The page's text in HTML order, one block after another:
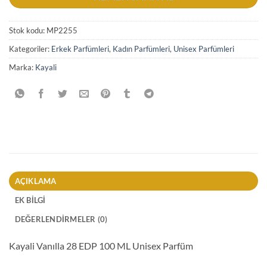
Stok kodu: MP2255
Kategoriler: Erkek Parfümleri, Kadın Parfümleri, Unisex Parfümleri
Marka: Kayali
AÇIKLAMA
EK BILGI
DEĞERLENDIRMELER (0)
Kayali Vanılla 28 EDP 100 ML Unisex Parfüm